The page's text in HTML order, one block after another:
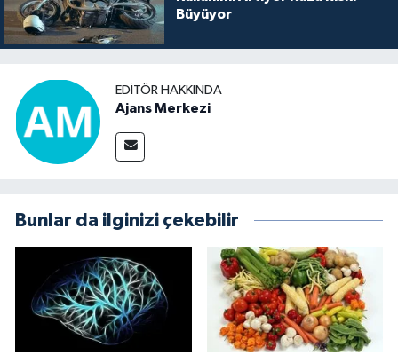
Büyüyor
EDITÖR HAKKINDA
Ajans Merkezi
Bunlar da ilginizi çekebilir